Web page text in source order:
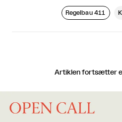
Regelbau 411
Artiklen fortsætter